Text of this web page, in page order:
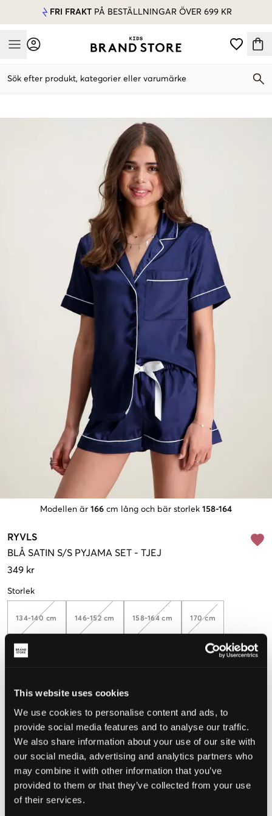
This website uses cookies
We use cookies to personalise content and ads, to
provide social media features and to analyse our traffic.
We also share information about your use of our site with
our social media, advertising and analytics partners who
may combine it with other information that you’ve
provided to them or that they’ve collected from your use
of their services.
FRI FRAKT PÅ BESTÄLLNINGAR ÖVER 699 KR
Mobile Menu
Sök efter produkt, kategorier eller varumärke
Modellen är 166 cm lång och bär storlek 158-164
RYVLS
BLÅ SATIN S/S PYJAMA SET - TJEJ
349 kr
Storlek
134-140 cm 146-152 cm 158-164 cm 170 cm
Liten Perfekt
STORLEKSGUIDE
VÄLJ STORLEK
Fri fraktpå beställningar över 699 kr
Öppet köpi 60 dagar